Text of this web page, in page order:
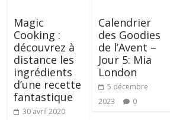
Magic
Cooking :
découvrez à
distance les
ingrédients
d’une recette
fantastique
30 avril 2020
Calendrier
des Goodies
de l’Avent –
Jour 5: Mia
London
5 décembre
2023
0